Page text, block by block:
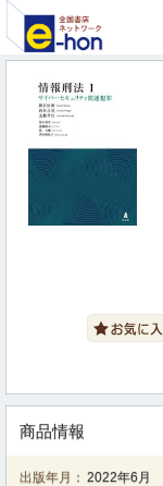
商品情報
出版年月： 2022年6月